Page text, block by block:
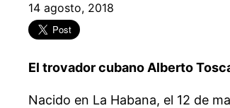
14 agosto, 2018
El trovador cubano Alberto
Nacido en La Habana, el 12 de